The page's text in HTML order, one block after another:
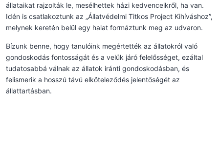
állataikat rajzolták le, mesélhettek házi kedvenceikről, ha van.
Idén is csatlakoztunk az „Állatvédelmi Titkos Project Kihíváshoz”,
melynek keretén belül egy halat formáztunk meg az udvaron.
Bízunk benne, hogy tanulóink megértették az állatokról való
gondoskodás fontosságát és a velük járó felelősséget, ezáltal
tudatosabbá válnak az állatok iránti gondoskodásban, és
felismerik a hosszú távú elköteleződés jelentőségét az
állattartásban.